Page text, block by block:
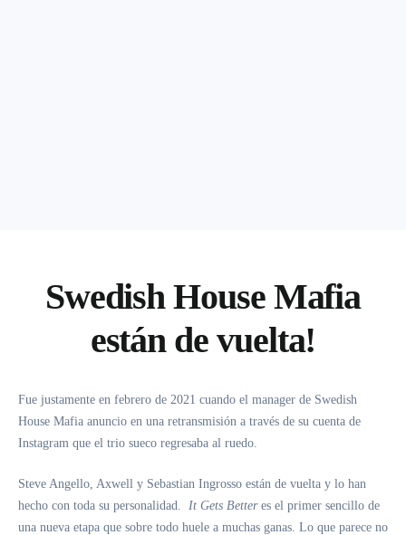
Swedish House Mafia
están de vuelta!
Fue justamente en febrero de 2021 cuando el manager de Swedish
House Mafia anuncio en una retransmisión a través de su cuenta de
Instagram que el trio sueco regresaba al ruedo.
Steve Angello, Axwell y Sebastian Ingrosso están de vuelta y lo han
hecho con toda su personalidad. It Gets Betteres el primer sencillo de
una nueva etapa que sobre todo huele a muchas ganas. Lo que parece no